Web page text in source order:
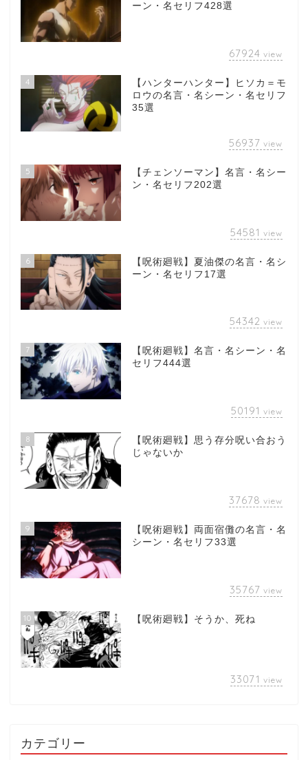
ーン・名セリフ428選
67924 view
4
【ハンターハンター】ヒソカ＝モ
ロウの名言・名シーン・名セリフ
35選
56937 view
5
【チェンソーマン】名言・名シー
ン・名セリフ202選
54581 view
6
【呪術廻戦】夏油傑の名言・名シ
ーン・名セリフ17選
54342 view
7
【呪術廻戦】名言・名シーン・名
セリフ444選
50191 view
8
【呪術廻戦】思う存分呪い合おう
じゃないか
37678 view
9
【呪術廻戦】両面宿儺の名言・名
シーン・名セリフ33選
35767 view
10 【呪術廻戦】そうか、死ね
33071 view
カテゴリー